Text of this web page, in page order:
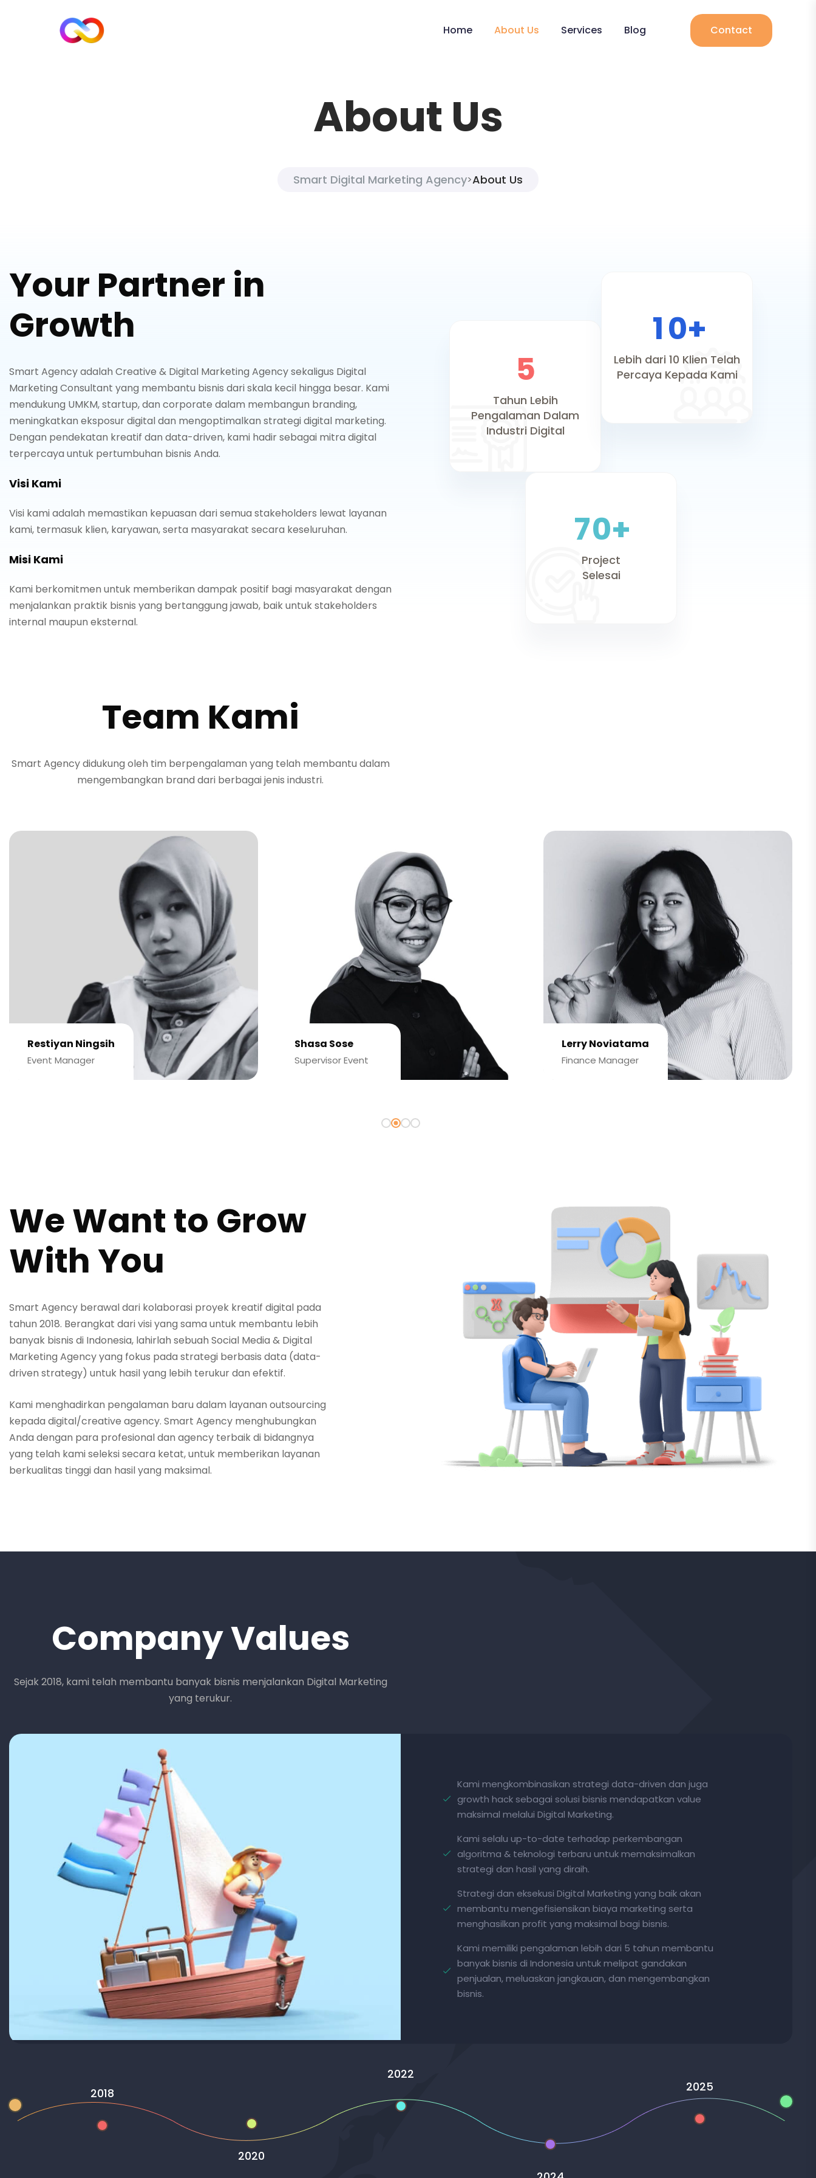
Home About Us Services Blog Contact
About Us
Smart Digital Marketing Agency>About Us
Your Partner in
Growth
Smart Agencyadalah Creative & Digital Marketing Agencysekaligus Digital
Marketing Consultant yang membantu bisnis dari skala kecil hingga besar. Kami
mendukung UMKM,startup, dan corporate dalam membangun branding,
meningkatkan eksposur digitaldan mengoptimalkan strategi digital marketing.
Dengan pendekatan kreatif dan data-driven, kami hadir sebagai mitra digital
terpercaya untuk pertumbuhan bisnis Anda.
Visi Kami
Visi kami adalah memastikan kepuasan dari semua stakeholders lewat layanan
kami, termasuk klien, karyawan, serta masyarakat secara keseluruhan.
Misi Kami
Kami berkomitmen untuk memberikan dampak positif bagi masyarakat dengan
menjalankan praktik bisnis yang bertanggung jawab, baik untuk stakeholders
internal maupun eksternal.
5
Tahun Lebih
Pengalaman Dalam
Industri Digital
10+
Lebih dari 10 Klien Telah
Percaya Kepada Kami
70+
Project
Selesai
Team Kami
Smart Agency didukung oleh tim berpengalaman yang telah membantu dalam
mengembangkan brand dari berbagai jenis industri.
Restiyan Ningsih
Event Manager
Shasa Sose
Supervisor Event
Lerry Noviatama
Finance Manager
We Want to Grow
With You
Smart Agency berawal dari kolaborasi proyek kreatif digital pada
tahun 2018. Berangkat dari visi yang sama untuk membantu lebih
banyak bisnis di Indonesia, lahirlah sebuah Social Media & Digital
Marketing Agencyyang fokus pada strategi berbasis data (data-
driven strategy) untuk hasil yang lebih terukur dan efektif.
Kami menghadirkan pengalaman baru dalam layanan outsourcing
kepada digital/creative agency. Smart Agency menghubungkan
Anda dengan para profesional dan agency terbaik di bidangnya
yang telah kami seleksi secara ketat, untuk memberikan layanan
berkualitas tinggidan hasil yang maksimal.
Company Values
Sejak 2018, kami telah membantu banyak bisnis menjalankan Digital Marketing
yang terukur.
Kami mengkombinasikan strategi data-driven dan juga
growth hack sebagai solusi bisnis mendapatkan value
maksimal melalui Digital Marketing.
Kami selalu up-to-date terhadap perkembangan
algoritma & teknologi terbaru untuk memaksimalkan
strategi dan hasil yang diraih.
Strategi dan eksekusi Digital Marketing yang baik akan
membantu mengefisiensikan biaya marketing serta
menghasilkan profit yang maksimal bagi bisnis.
Kami memiliki pengalaman lebih dari 5 tahun membantu
banyak bisnis di Indonesia untuk melipat gandakan
penjualan, meluaskan jangkauan, dan mengembangkan
bisnis.
2018
2020
2022
2025